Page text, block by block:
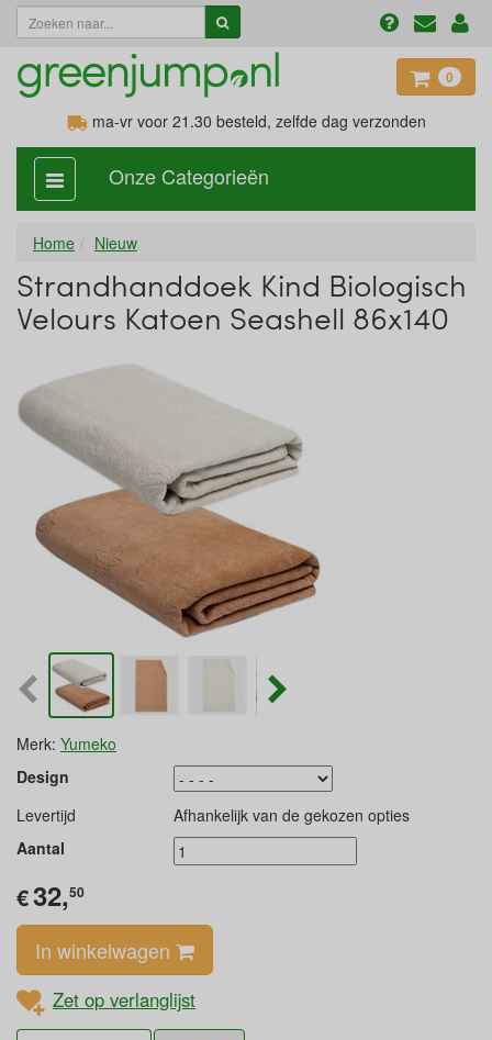
0
ma-vr voor 21.30 besteld, zelfde dag verzonden
categorie
aan,
Onze Categorieën
Home Nieuw
Strandhanddoek Kind Biologisch
Velours Katoen Seashell 86x140
Merk: Yumeko
Design
Levertijd
Afhankelijk van de gekozen opties
Aantal
€32,50
In winkelwagen
Zet op verlanglijst